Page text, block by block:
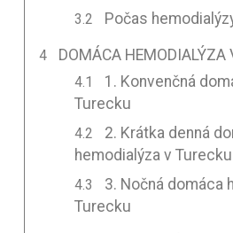
Počas
DOMÁCA HEMODIALÝZA
1. Konvenčná
Turecku
2. Krátka denná
hemodialýza v Turecku
3. Nočná domáca
Turecku